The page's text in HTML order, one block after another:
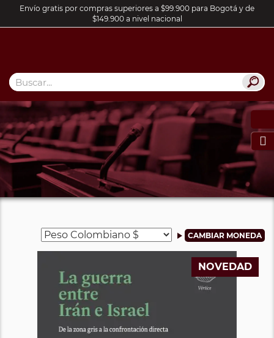
Envío gratis por compras superiores a $99.900 para Bogotá y de
$149.900 a nivel nacional

NOVEDAD